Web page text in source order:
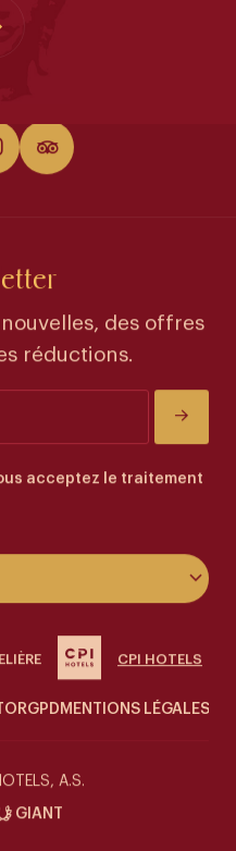
des offres
réductions.
acceptez le traitement
RGPDMENTIONS LÉGALES
CPI HOTELS
GIANT
A.S.